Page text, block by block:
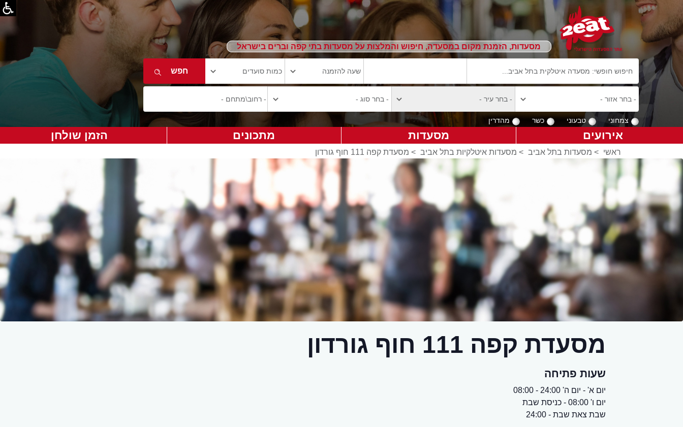
מסעדות, הזמנת מקום במסעדה, חיפוש והמלצות על מסעדות בתי קפה וברים בישראל
צמחוני טבעוני כשר מהדרין
אירועים מסעדות מתכונים הזמן שולחן
ראשי > מסעדות בתל אביב > מסעדות איטלקיות בתל אביב > מסעדת קפה 111 חוף גורדון
מסעדת קפה 111 חוף גורדון
שעות פתיחה
יום א' - יום ה' 24:00 - 08:00
יום ו' 08:00 - כניסת שבת
שבת צאת שבת - 24:00